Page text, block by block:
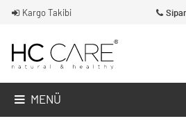
Kargo Takibi
MENÜ